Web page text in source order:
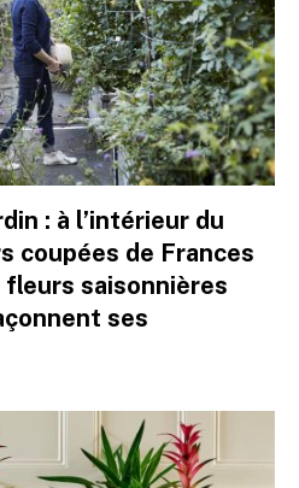
: à l’intérieur du
coupées de Frances
fleurs saisonnières
ses